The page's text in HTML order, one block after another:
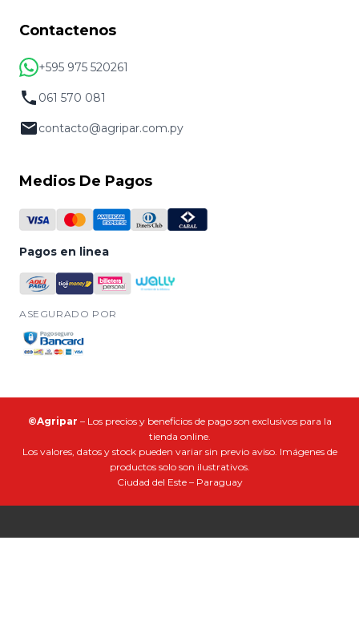
Contactenos
+595 975 520261
061 570 081
contacto@agripar.com.py
Medios De Pagos
Pagos en linea
ASEGURADO POR
©Agripar – Los precios y beneficios de pago son exclusivos para la
tienda online.
Los valores, datos y stock pueden variar sin previo aviso. Imágenes de
productos solo son ilustrativos.
Ciudad del Este – Paraguay